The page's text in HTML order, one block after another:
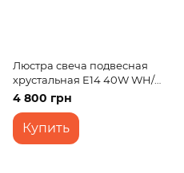
Люстра свеча подвесная
хрустальная E14 40W WH/G
(BCL-731S/3)
4 800 грн
Купить